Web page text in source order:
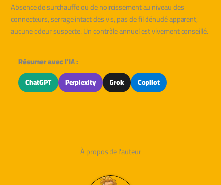
Absence de surchauffe ou de noircissement au niveau des
connecteurs, serrage intact des vis, pas de fil dénudé apparent,
aucune odeur suspecte. Un contrôle annuel est vivement conseillé.
Résumer avec l'IA :
ChatGPT Perplexity Grok Copilot
À propos de l'auteur